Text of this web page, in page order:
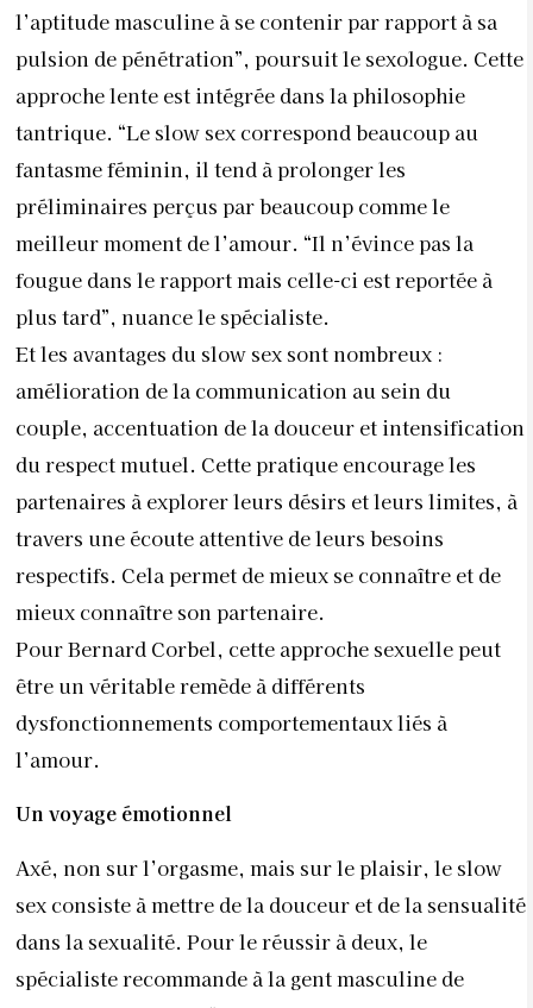
l’aptitude masculine à se contenir par rapport à sa
pulsion de pénétration”, poursuit le sexologue. Cette
approche lente est intégrée dans la philosophie
tantrique. “Le slow sex correspond beaucoup au
fantasme féminin, il tend à prolonger les
préliminaires perçus par beaucoup comme le
meilleur moment de l’amour. “Il n’évince pas la
fougue dans le rapport mais celle-ci est reportée à
plus tard”, nuance le spécialiste.
Et les avantages du slow sex sont nombreux :
amélioration de la communication au sein du
couple, accentuation de la douceur et intensification
du respect mutuel. Cette pratique encourage les
partenaires à explorer leurs désirs et leurs limites, à
travers une écoute attentive de leurs besoins
respectifs. Cela permet de mieux se connaître et de
mieux connaître son partenaire.
Pour Bernard Corbel, cette approche sexuelle peut
être un véritable remède à différents
dysfonctionnements comportementaux liés à
l’amour.
Un voyage émotionnel
Axé, non sur l’orgasme, mais sur le plaisir, le slow
sex consiste à mettre de la douceur et de la sensualité
dans la sexualité. Pour le réussir à deux, le
spécialiste recommande à la gent masculine de